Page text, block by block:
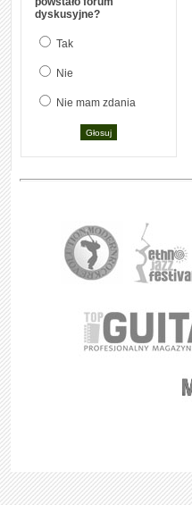
dyskusyjne?
Tak
Nie
Nie mam zdania